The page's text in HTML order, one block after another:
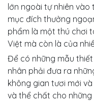
lớn ngoài tự nhiên
mục đích thưởng
phẩm là một thú chơi
Việt mà còn là của
Để có những mẫu
nhân phải đưa ra
không gian tươi mới
và thể chất cho